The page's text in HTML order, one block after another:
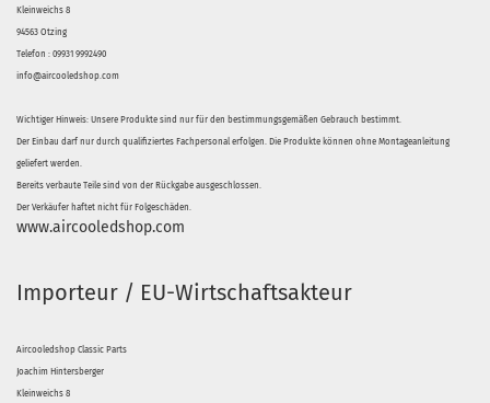
Kleinweichs 8
94563 Otzing
Telefon : 09931 9992490
info@aircooledshop.com
Wichtiger Hinweis: Unsere Produkte sind nur für den bestimmungsgemäßen Gebrauch bestimmt.
Der Einbau darf nur durch qualifiziertes Fachpersonal erfolgen. Die Produkte können ohne Montageanleitung
geliefert werden.
Bereits verbaute Teile sind von der Rückgabe ausgeschlossen.
Der Verkäufer haftet nicht für Folgeschäden.
www.aircooledshop.com
Importeur / EU-Wirtschaftsakteur
Aircooledshop Classic Parts
Joachim Hintersberger
Kleinweichs 8